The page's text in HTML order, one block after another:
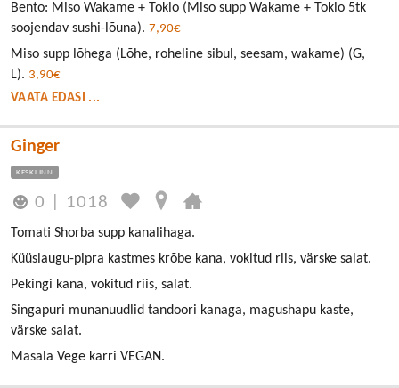
Bento: Miso Wakame + Tokio (Miso supp Wakame + Tokio 5tk
soojendav sushi-lõuna). 7,90€
Miso supp lõhega (Lõhe, roheline sibul, seesam, wakame) (G,
L). 3,90€
VAATA EDASI ...
Ginger
KESKLINN
0 1018
Tomati Shorba supp kanalihaga.
Küüslaugu-pipra kastmes krõbe kana, vokitud riis, värske salat.
Pekingi kana, vokitud riis, salat.
Singapuri munanuudlid tandoori kanaga, magushapu kaste,
värske salat.
Masala Vege karri VEGAN.